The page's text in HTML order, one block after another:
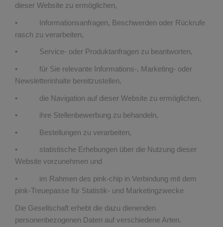
dieser Website zu ermöglichen,
• Informationsanfragen, Beschwerden oder Rückrufe
rasch zu verarbeiten,
• Service- oder Produktanfragen zu beantworten,
• für Sie relevante Informations-, Marketing- oder
Newsletterinhalte bereitzustellen,
• die Navigation auf dieser Website zu ermöglichen,
• ihre Stellenbewerbung zu behandeln,
• Bestellungen zu verarbeiten,
• statistische Erhebungen über die Nutzung dieser
Website vorzunehmen und
• im Rahmen des pink-chip in Verbindung mit dem
pink-Treuepasse für Statistik- und Marketingzwecke
Die Gesellschaft erhebt die dazu dienenden
personenbezogenen Daten auf verschiedene Arten.